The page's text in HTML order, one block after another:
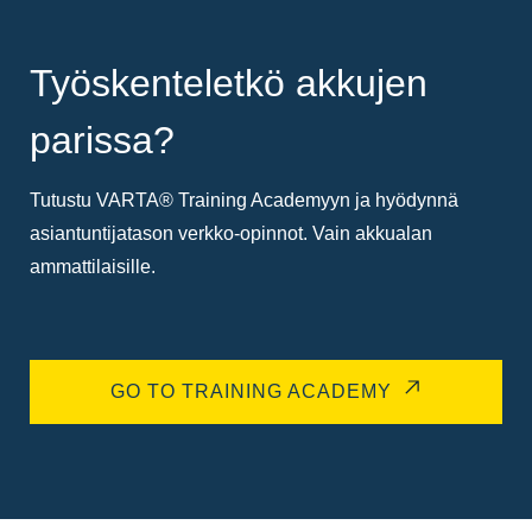
Työskenteletkö akkujen
parissa?
Tutustu VARTA® Training Academyyn ja hyödynnä
asiantuntijatason verkko-opinnot. Vain akkualan
ammattilaisille.
GO TO TRAINING ACADEMY